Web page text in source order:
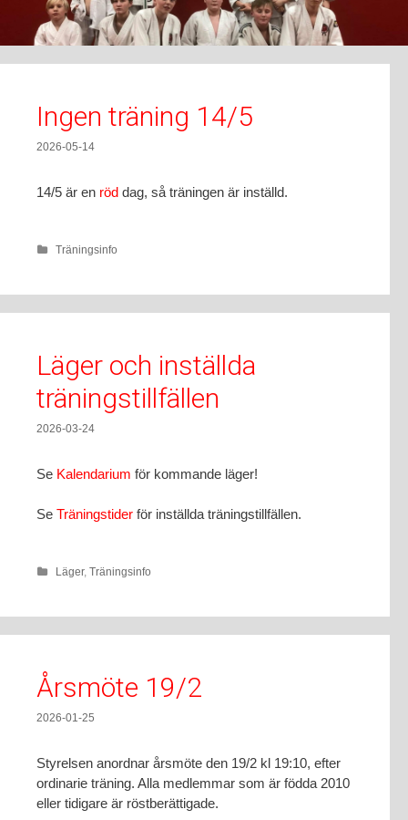
Ingen träning 14/5
2026-05-14
14/5 är en röd dag, så träningen är inställd.
Träningsinfo
Läger och inställda
träningstillfällen
2026-03-24
Se Kalendarium för kommande läger!
Se Träningstider för inställda träningstillfällen.
Läger, Träningsinfo
Årsmöte 19/2
2026-01-25
Styrelsen anordnar årsmöte den 19/2 kl 19:10, efter
ordinarie träning. Alla medlemmar som är födda 2010
eller tidigare är röstberättigade.